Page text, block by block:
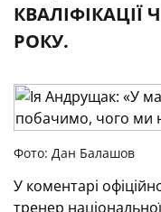
КВАЛІФІКАЦІЇ
РОКУ.
Фото: Дан Балашов
У коментарі
тренер